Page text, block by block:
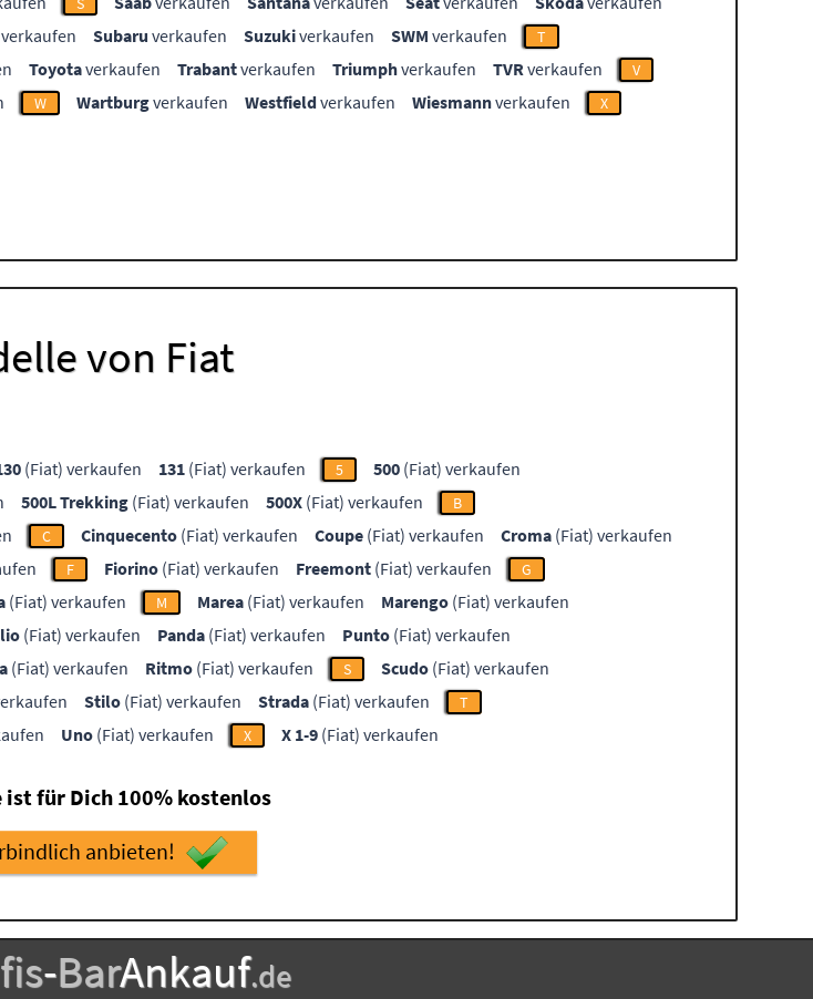
verkaufen Subaru verkaufen Suzukiverkaufen SWM verkaufen T
Toyotaverkaufen Trabantverkaufen Triumphverkaufen TVRverkaufen V
W Wartburgverkaufen Westfieldverkaufen Wiesmannverkaufen X
von Fiat
(Fiat) verkaufen 131 (Fiat) verkaufen 5 500 (Fiat) verkaufen
500L Trekking (Fiat) verkaufen 500X (Fiat) verkaufen B
C Cinquecento (Fiat) verkaufen Coupe (Fiat) verkaufen Croma (Fiat) verkaufen
F Fiorino (Fiat) verkaufen Freemont (Fiat) verkaufen G
(Fiat) verkaufen M Marea (Fiat) verkaufen Marengo (Fiat) verkaufen
(Fiat) verkaufen Panda (Fiat) verkaufen Punto (Fiat) verkaufen
(Fiat) verkaufen Ritmo (Fiat) verkaufen S Scudo (Fiat) verkaufen
Stilo (Fiat) verkaufen Strada (Fiat) verkaufen T
Uno (Fiat) verkaufen X X 1-9 (Fiat) verkaufen
ist für Dich 100% kostenlos
anbieten!
-BarAnkauf.de